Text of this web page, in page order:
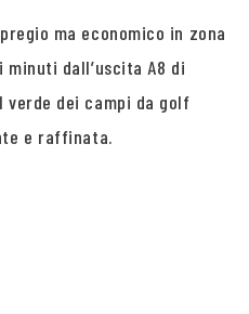
ma economico in zona
dall’uscita A8 di
verde dei campi da golf
e raffinata.